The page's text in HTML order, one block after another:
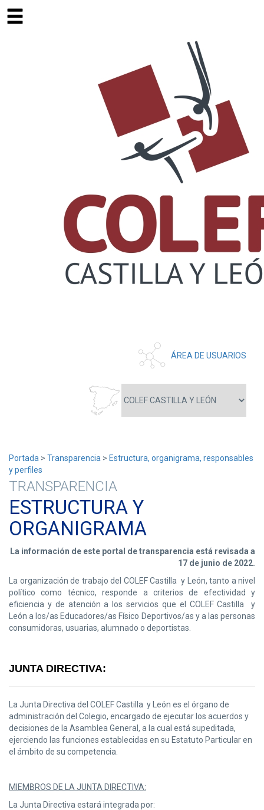
ÁREA DE USUARIOS
Portada > Transparencia > Estructura, organigrama, responsables
y perfiles
TRANSPARENCIA
ESTRUCTURA Y
ORGANIGRAMA
La información de este portal de transparencia está revisada a
17 de junio de 2022.
La organización de trabajo del COLEF Castilla y León, tanto a nivel
político como técnico, responde a criterios de efectividad y
eficiencia y de atención a los servicios que el COLEF Castilla y
León a los/as Educadores/as Físico Deportivos/as y a las personas
consumidoras, usuarias, alumnado o deportistas.
JUNTA DIRECTIVA:
La Junta Directiva del COLEF Castilla y León es el órgano de
administración del Colegio, encargado de ejecutar los acuerdos y
decisiones de la Asamblea General, a la cual está supeditada,
ejerciendo las funciones establecidas en su Estatuto Particular en
el ámbito de su competencia.
MIEMBROS DE LA JUNTA DIRECTIVA:
La Junta Directiva estará integrada por: